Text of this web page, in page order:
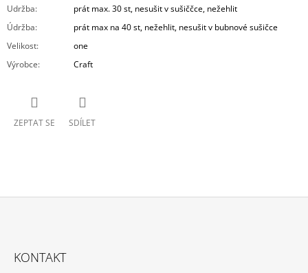
Udržba:
prát max. 30 st, nesušit v sušiččce, nežehlit
Údržba:
prát max na 40 st, nežehlit, nesušit v bubnové sušičce
Velikost:
one
Výrobce: Craft
ZEPTAT SE SDÍLET
KONTAKT